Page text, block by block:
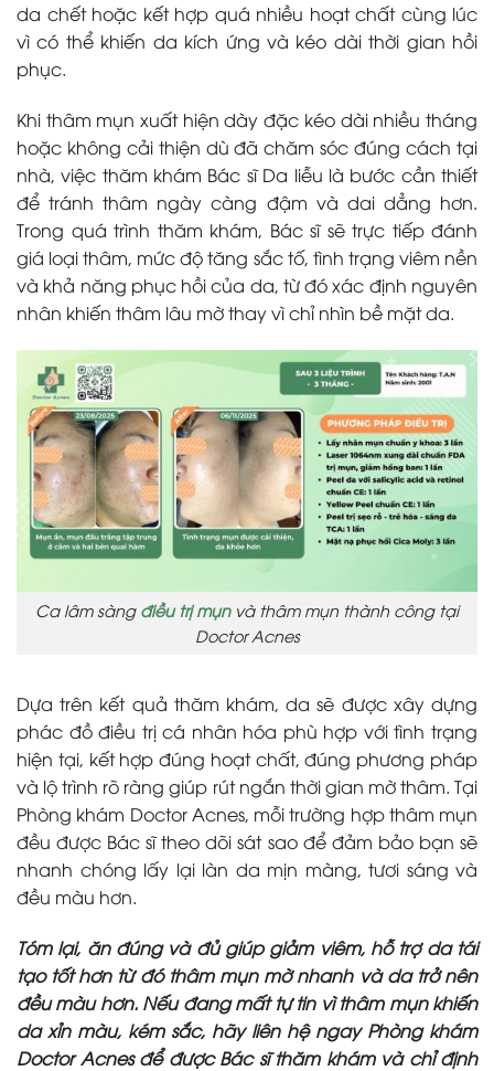
da chết hoặc kết hợp quá nhiều hoạt chất cùng lúc
vì có thể khiến da kích ứng và kéo dài thời gian hồi
phục.
Khi thâm mụn xuất hiện dày đặc kéo dài nhiều tháng
hoặc không cải thiện dù đã chăm sóc đúng cách tại
nhà, việc thăm khám Bác sĩ Da liễu là bước cần thiết
để tránh thâm ngày càng đậm và dai dẳng hơn.
Trong quá trình thăm khám, Bác sĩ sẽ trực tiếp đánh
giá loại thâm, mức độ tăng sắc tố, tình trạng viêm nền
và khả năng phục hồi của da, từ đó xác định nguyên
nhân khiến thâm lâu mờ thay vì chỉ nhìn bề mặt da.
Ca lâm sàng điều trị mụnvà thâm mụn thành công tại
Doctor Acnes
Dựa trên kết quả thăm khám, da sẽ được xây dựng
phác đồ điều trị cá nhân hóa phù hợp với tình trạng
hiện tại, kết hợp đúng hoạt chất, đúng phương pháp
và lộ trình rõ ràng giúp rút ngắn thời gian mờ thâm. Tại
Phòng khám Doctor Acnes, mỗi trường hợp thâm mụn
đều được Bác sĩ theo dõi sát sao để đảm bảo bạn sẽ
nhanh chóng lấy lại làn da mịn màng, tươi sáng và
đều màu hơn.
Tóm lại, ăn đúng và đủ giúp giảm viêm, hỗ trợ da tái
tạo tốt hơn từ đó thâm mụn mờ nhanh và da trở nên
đều màu hơn. Nếu đang mất tự tin vì thâm mụn khiến
da xỉn màu, kém sắc, hãy liên hệ ngay Phòng khám
Doctor Acnes để được Bác sĩ thăm khám và chỉ định